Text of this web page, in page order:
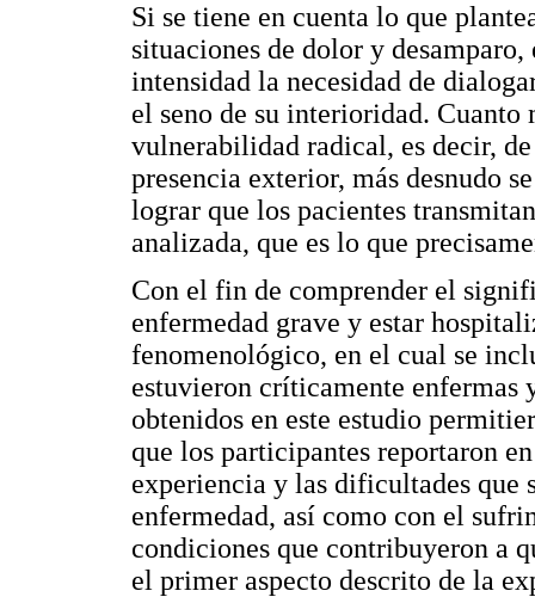
Si se tiene en cuenta lo que
situaciones de dolor y
intensidad la necesidad de
el seno de su interioridad.
vulnerabilidad radical, es decir,
presencia exterior, más desnudo
lograr que los pacientes
analizada, que es lo que
Con el fin de comprender el
enfermedad grave y estar
fenomenológico, en el cual se
estuvieron críticamente enfermas
obtenidos en este estudio
que los participantes reportaron
experiencia y las dificultades que
enfermedad, así como con el
condiciones que contribuyeron a
el primer aspecto descrito de la